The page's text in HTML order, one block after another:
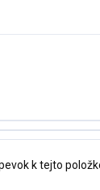
k tejto